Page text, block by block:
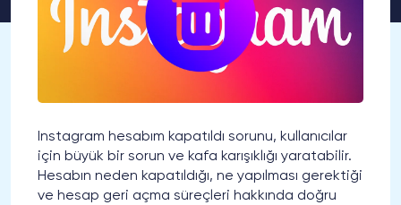
Instagram hesabım kapatıldı sorunu, kullanıcılar
için büyük bir sorun ve kafa karışıklığı yaratabilir.
Hesabın neden kapatıldığı, ne yapılması gerektiği
ve hesap geri açma süreçleri hakkında doğru